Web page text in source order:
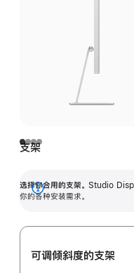
支架
选择你合用的支架。 Studio
你的各种安装需求。
展
可调倾斜度的支架